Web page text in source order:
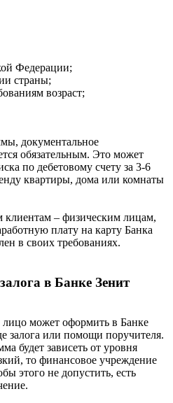
Федерации;
страны;
возраст;
документальное
обязательным. Это может
по дебетовому счету за 3-6
квартиры, дома или комнаты
клиентам – физическим лицам,
плату на карту Банка
в своих требованиях.
в Банке Зенит
лицо может оформить в Банке
залога или помощи поручителя.
будет зависеть от уровня
то финансовое учреждение
этого не допустить, есть